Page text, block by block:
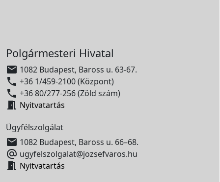
Polgármesteri Hivatal
 1082 Budapest, Baross u. 63-67.
 +36 1/459-2100 (Központ)
 +36 80/277-256 (Zöld szám)
 Nyitvatartás
Ügyfélszolgálat
 1082 Budapest, Baross u. 66–68.
 ugyfelszolgalat@jozsefvaros.hu
 Nyitvatartás